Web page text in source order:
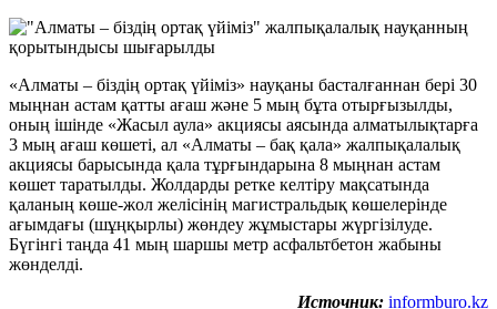
«Алматы – біздің ортақ үйіміз» науқаны басталғаннан бері 30
мыңнан астам қатты ағаш және 5 мың бұта отырғызылды,
оның ішінде «Жасыл аула» акциясы аясында алматылықтарға
3 мың ағаш көшеті, ал «Алматы – бақ қала» жалпықалалық
акциясы барысында қала тұрғындарына 8 мыңнан астам
көшет таратылды. Жолдарды ретке келтіру мақсатында
қаланың көше-жол желісінің магистральдық көшелерінде
ағымдағы (шұңқырлы) жөндеу жұмыстары жүргізілуде.
Бүгінгі таңда 41 мың шаршы метр асфальтбетон жабыны
жөнделді.
Источник: informburo.kz